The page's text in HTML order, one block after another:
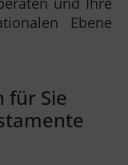
Ebene
für Sie